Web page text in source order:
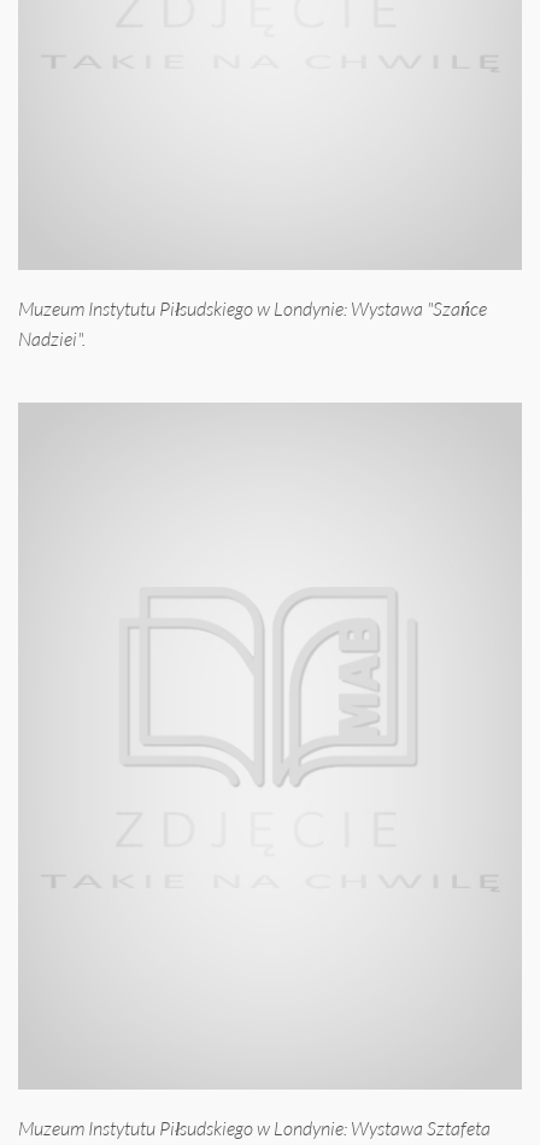
Muzeum Instytutu Piłsudskiego w Londynie: Wystawa "Szańce
Nadziei".
Muzeum Instytutu Piłsudskiego w Londynie: Wystawa Sztafeta